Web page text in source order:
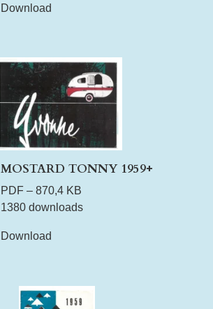
Download
MOSTARD TONNY 1959+
PDF – 870,4 KB
1380 downloads
Download